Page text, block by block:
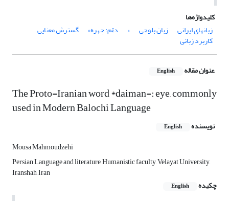
کلیدواژه‌ها
زبانهای ایرانی
زبان بلوچی « دێم: چهره» گسترش معنایی
کاربرد زبانی
عنوان مقاله English
The Proto-Iranian word *daiman-: eye, commonly
used in Modern Balochi Language
نویسنده English
Mousa Mahmoudzehi
Persian Language and literature, Humanistic faculty, Velayat University,
Iranshah, Iran
چکیده
English